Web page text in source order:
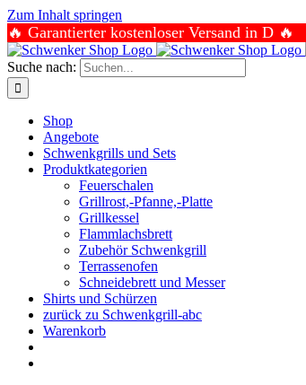
Zum Inhalt springen
🔥 Garantierter kostenloser Versand in D 🔥
Suche nach:
Shop
Angebote
Schwenkgrills und Sets
Produktkategorien
Feuerschalen
Grillrost,-Pfanne,-Platte
Grillkessel
Flammlachsbrett
Zubehör Schwenkgrill
Terrassenofen
Schneidebrett und Messer
Shirts und Schürzen
zurück zu Schwenkgrill-abc
Warenkorb